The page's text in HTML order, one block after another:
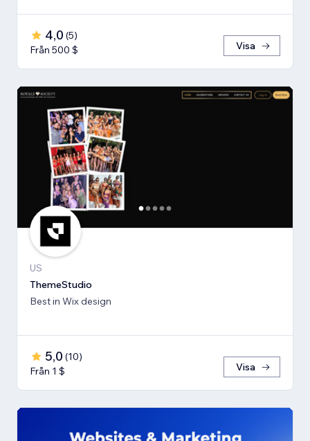
4,0 (5)
Från 500 $
Visa
US
ThemeStudio
Best in Wix design
5,0 (10)
Från 1 $
Visa